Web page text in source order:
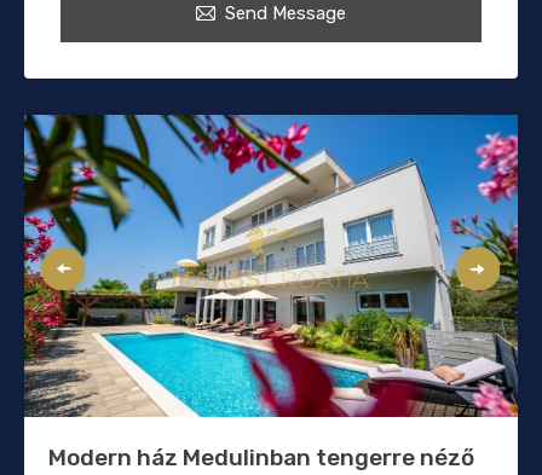
Send Message
Modern ház Medulinban tengerre néző